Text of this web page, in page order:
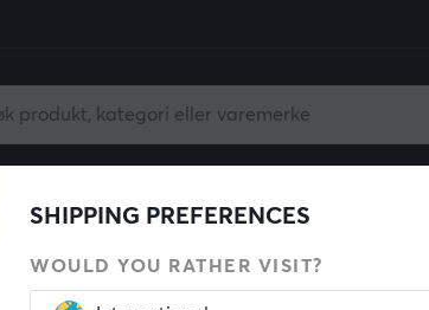
Gamingstol Mobiltilbehør
SHIPPING PREFERENCES
WOULD YOU RATHER VISIT?